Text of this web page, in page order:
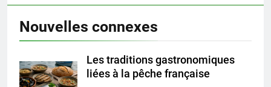
Nouvelles connexes
Les traditions gastronomiques
liées à la pêche française